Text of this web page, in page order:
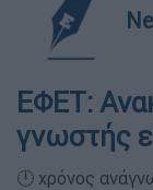
ΕΦΕΤ:
γνωστής
🕛 χρόνος